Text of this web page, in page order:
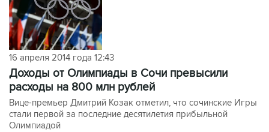
16 апреля 2014 года 12:43
Доходы от Олимпиады в Сочи превысили
расходы на 800 млн рублей
Вице-премьер Дмитрий Козак отметил, что сочинские Игры
стали первой за последние десятилетия прибыльной
Олимпиадой